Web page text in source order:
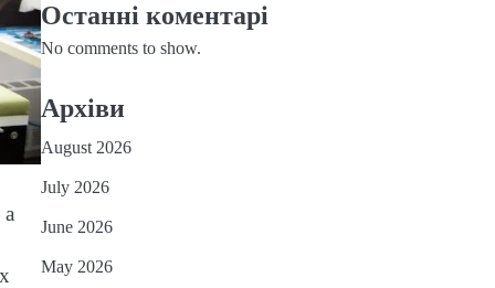
Останні коментарі
No comments to show.
Архіви
August 2026
July 2026
June 2026
May 2026